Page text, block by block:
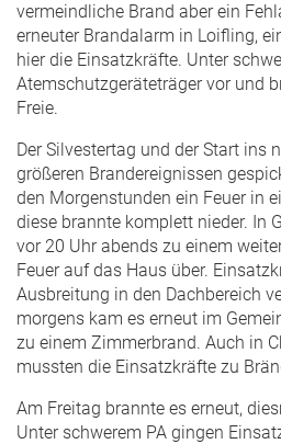
vermeindliche Brand aber ein
erneuter Brandalarm in Loifling,
hier die Einsatzkräfte. Unter
Atemschutzgeräteträger vor und
Freie.
Der Silvestertag und der Start ins
größeren Brandereignissen
den Morgenstunden ein Feuer in
diese brannte komplett nieder. In
vor 20 Uhr abends zu einem
Feuer auf das Haus über.
Ausbreitung in den Dachbereich
morgens kam es erneut im
zu einem Zimmerbrand. Auch in
mussten die Einsatzkräfte zu
Am Freitag brannte es erneut,
Unter schwerem PA gingen